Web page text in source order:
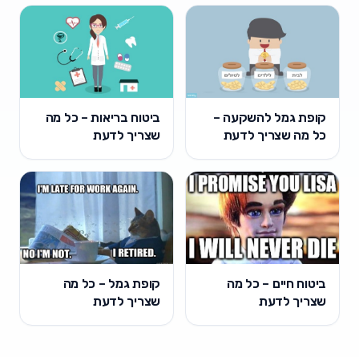
קופת גמל להשקעה –
כל מה שצריך לדעת
ביטוח בריאות – כל מה
שצריך לדעת
ביטוח חיים – כל מה
שצריך לדעת
קופת גמל – כל מה
שצריך לדעת